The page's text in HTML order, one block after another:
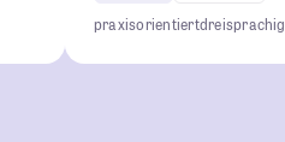
praxisorientiertdreisprachig